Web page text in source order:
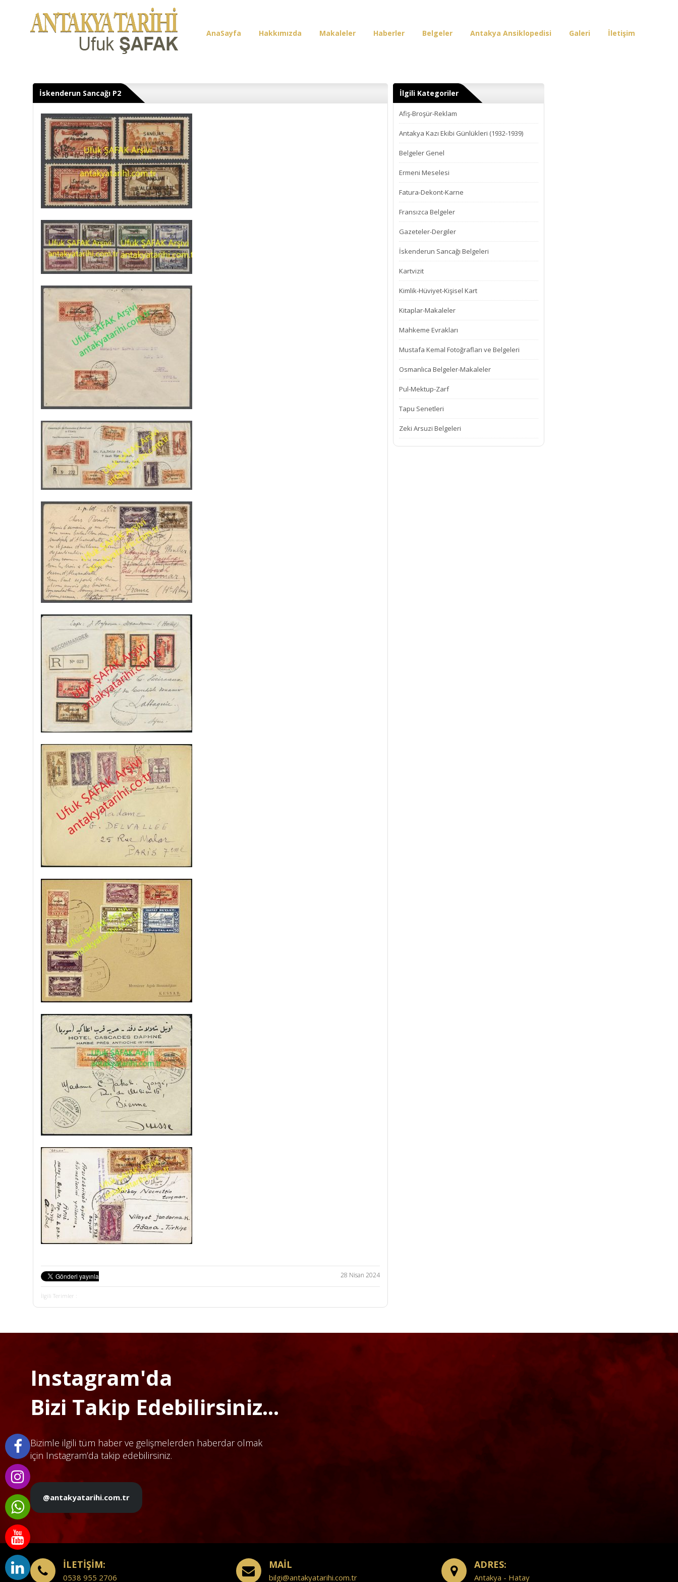
AnaSayfa Hakkımızda Makaleler Haberler Belgeler Antakya Ansiklopedisi Galeri İletişim
İskenderun Sancağı P2
28 Nisan 2024
İlgili Terimler :
İlgili Kategoriler
Afiş-Broşür-Reklam
Antakya Kazı Ekibi Günlükleri (1932-1939)
Belgeler Genel
Ermeni Meselesi
Fatura-Dekont-Karne
Fransızca Belgeler
Gazeteler-Dergiler
İskenderun Sancağı Belgeleri
Kartvizit
Kimlik-Hüviyet-Kişisel Kart
Kitaplar-Makaleler
Mahkeme Evrakları
Mustafa Kemal Fotoğrafları ve Belgeleri
Osmanlıca Belgeler-Makaleler
Pul-Mektup-Zarf
Tapu Senetleri
Zeki Arsuzi Belgeleri
Instagram'da
Bizi Takip Edebilirsiniz...
Bizimle ilgili tüm haber ve gelişmelerden haberdar olmak
için Instagram’da takip edebilirsiniz.
@antakyatarihi.com.tr
İLETİŞİM:
0538 955 2706
MAİL
bilgi@antakyatarihi.com.tr
ADRES:
Antakya - Hatay